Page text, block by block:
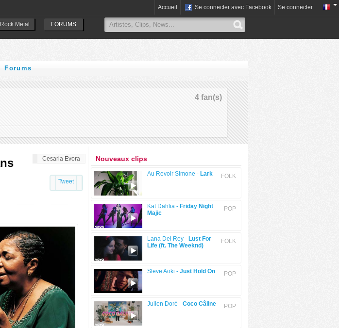
Rock Metal FORUMS
Accueil Se connecter avec Facebook Se connecter
Forums
4 fan(s)
Cesaria Evora
Tweet
Nouveaux clips
FOLK
Au Revoir Simone - Lark
POP
Kat Dahlia - Friday Night
Majic
FOLK
Lana Del Rey - Lust For
Life (ft. The Weeknd)
POP
Steve Aoki - Just Hold On
POP
Julien Doré - Coco Câline